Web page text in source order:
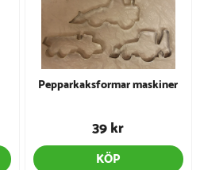
Pepparkaksformar maskiner
39 kr
KÖP